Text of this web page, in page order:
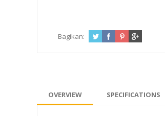
Bagikan:
OVERVIEW SPECIFICATIONS